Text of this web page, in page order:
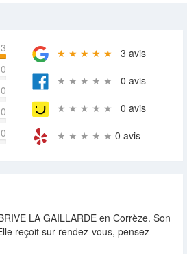
3
0
0
0
0
★ ★ ★ ★ ★ 3 avis
★ ★ ★ ★ ★ 0 avis
★ ★ ★ ★ ★ 0 avis
★ ★ ★ ★ ★ 0 avis
LA GAILLARDE en Corrèze. Son
reçoit sur rendez-vous, pensez